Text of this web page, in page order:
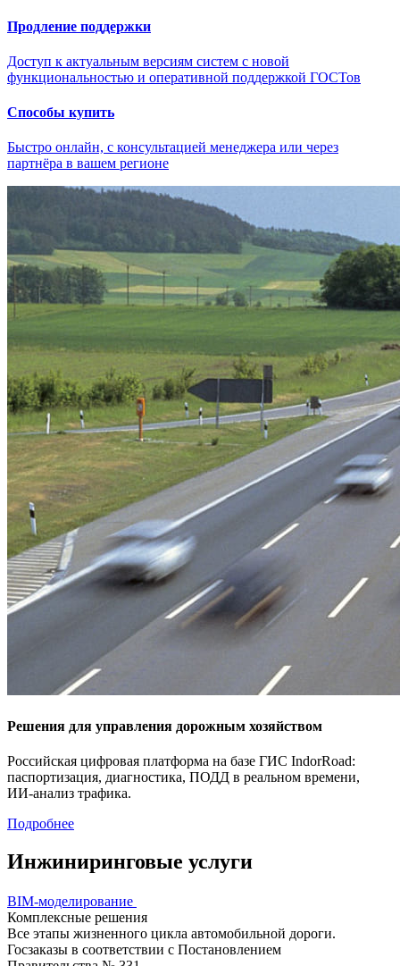
Продление поддержки
Доступ к актуальным версиям систем с новой
функциональностью и оперативной поддержкой ГОСТов
Способы купить
Быстро онлайн, с консультацией менеджера или через
партнёра в вашем регионе
Решения для управления дорожным хозяйством
Российская цифровая платформа на базе ГИС IndorRoad:
паспортизация, диагностика, ПОДД в реальном времени,
ИИ-анализ трафика.
Подробнее
Инжиниринговые услуги
BIM-моделирование
Комплексные решения
Все этапы жизненного цикла автомобильной дороги.
Госзаказы в соответствии с Постановлением